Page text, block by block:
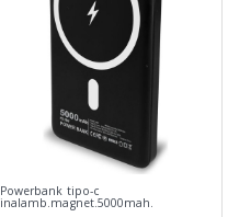
Powerbank tipo-c
inalamb.magnet.5000mah.